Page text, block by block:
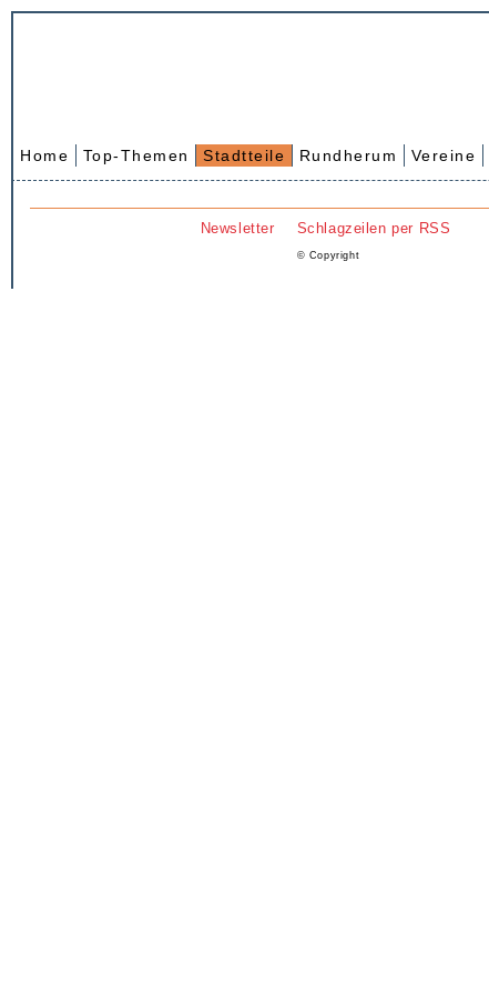
Home Top-Themen Stadtteile Rundherum Vereine
Newsletter Schlagzeilen per RSS
© Copyright